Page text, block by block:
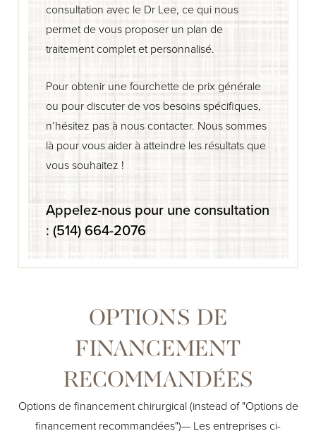
consultation avec le Dr Lee, ce qui nous
permet de vous proposer un plan de
traitement complet et personnalisé.
Pour obtenir une fourchette de prix générale
ou pour discuter de vos besoins spécifiques,
n’hésitez pas à nous contacter. Nous sommes
là pour vous aider à atteindre les résultats que
vous souhaitez !
Appelez-nous pour une consultation
: (514) 664-2076
OPTIONS DE
FINANCEMENT
RECOMMANDÉES
Options de financement chirurgical (instead of "Options de
financement recommandées")— Les entreprises ci-